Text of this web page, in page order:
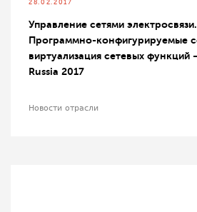
28.02.2017
Управление сетями электросвязи.
Программно-конфигурируемые
виртуализация сетевых функций
Russia 2017
Новости отрасли